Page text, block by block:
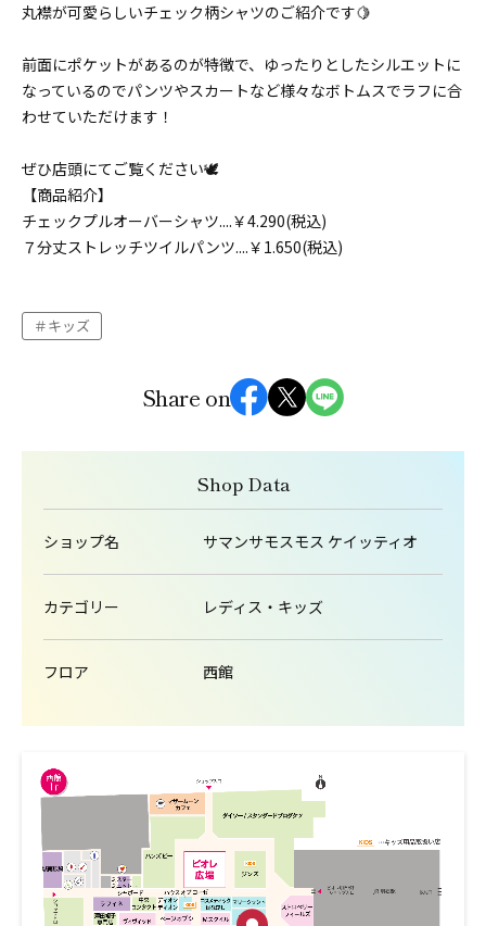
丸襟が可愛らしいチェック柄シャツのご紹介です🍋
前面にポケットがあるのが特徴で、ゆったりとしたシルエットに
なっているのでパンツやスカートなど様々なボトムスでラフに合
わせていただけます！
ぜひ店頭にてご覧ください🕊
【商品紹介】
チェックプルオーバーシャツ....￥4.290(税込)
７分丈ストレッチツイルパンツ....￥1.650(税込)
キッズ
Share on
Shop Data
ショップ名 サマンサモスモス ケイッティオ
カテゴリー レディス・キッズ
フロア 西館